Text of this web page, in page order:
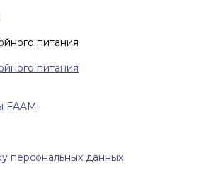
питания
питания
FAAM
персональных данных